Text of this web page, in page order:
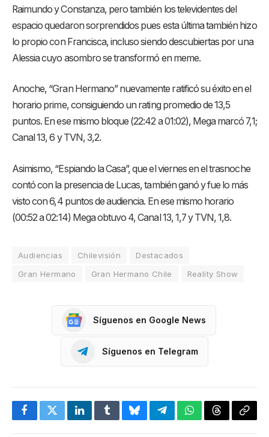
Raimundo y Constanza, pero también los televidentes del
espacio quedaron sorprendidos pues esta última también hizo
lo propio con Francisca, incluso siendo descubiertas por una
Alessia cuyo asombro se transformó en meme.
Anoche, “Gran Hermano” nuevamente ratificó su éxito en el
horario prime, consiguiendo un rating promedio de 13,5
puntos. En ese mismo bloque (22:42 a 01:02), Mega marcó 7,1;
Canal 13, 6 y TVN, 3,2.
Asimismo, “Espiando la Casa”, que el viernes en el trasnoche
contó con la presencia de Lucas, también ganó y fue lo más
visto con 6,4 puntos de audiencia. En ese mismo horario
(00:52 a 02:14) Mega obtuvo 4, Canal 13, 1,7 y TVN, 1,8.
Audiencias Chilevisión
Destacados
Gran Hermano
Gran Hermano Chile Reality Show
Síguenos en Google News
Síguenos en Telegram
FacebookTwitterLinkedInTumblrBlueskyTelegramWhatsApp
Threads